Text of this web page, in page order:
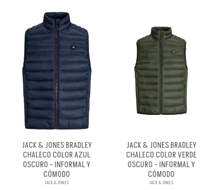
JACK & JONES BRADLEY
CHALECO COLOR AZUL
OSCURO - INFORMAL Y
CÓMODO
JACK & JONES
JACK & JONES BRADLEY
CHALECO COLOR VERDE
OSCURO - INFORMAL Y
CÓMODO
JACK & JONES